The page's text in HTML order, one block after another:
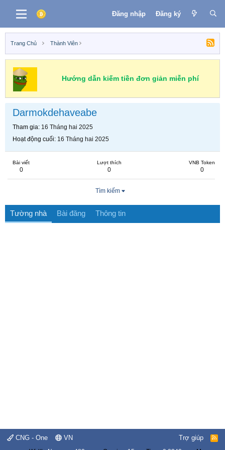
Đăng nhập Đăng ký
Trang Chủ Thành Viên
Hướng dẫn kiếm tiền đơn giản miễn phí
Darmokdehaveabe
Tham gia 16 Tháng hai 2025
Hoạt động cuối 16 Tháng hai 2025
Bài viết
0
Lượt thích
0
VNB Token
0
Tìm kiếm
Tường nhà Bài đăng Thông tin
CNG - One VN Trợ giúp
R